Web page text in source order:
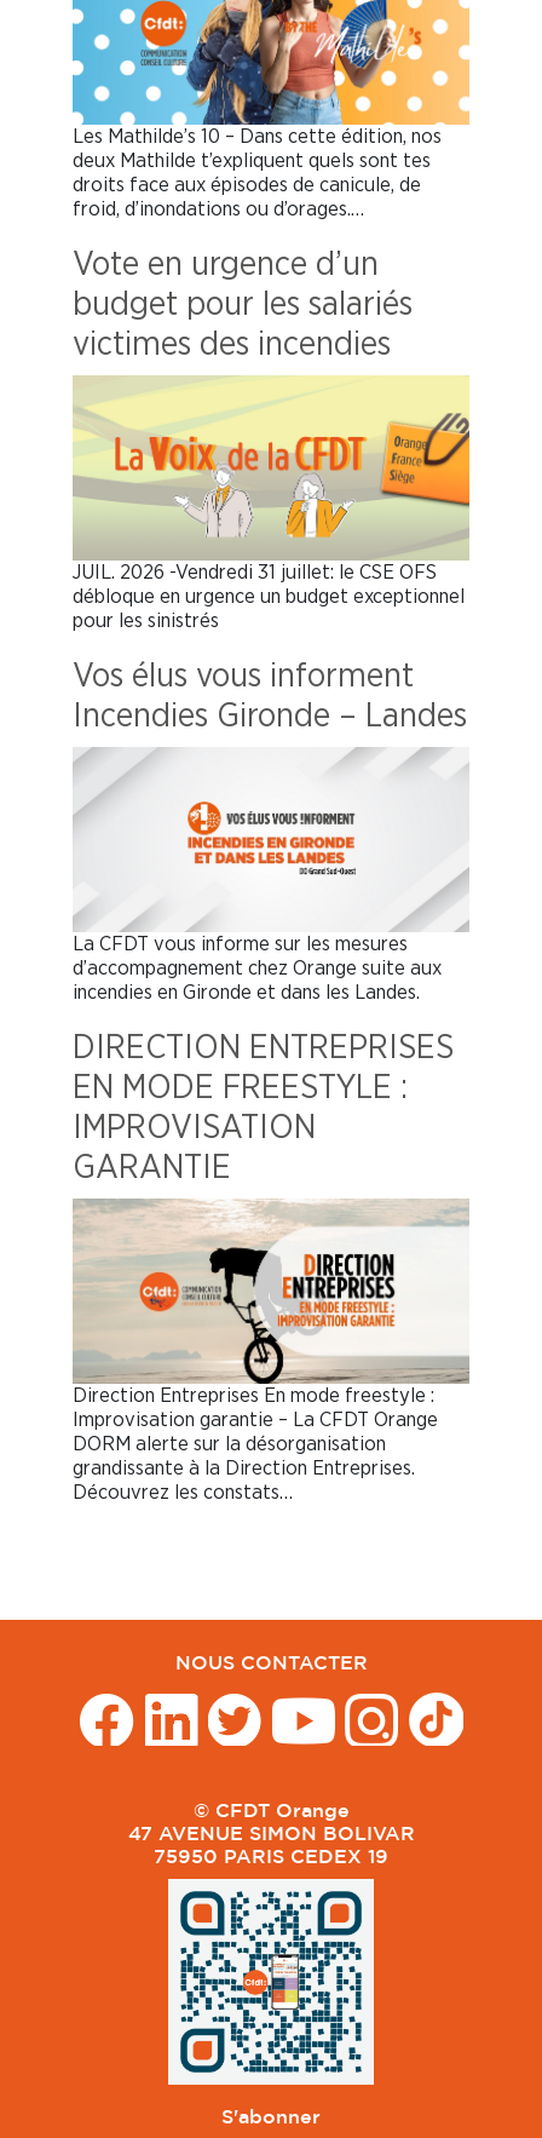
Les Mathilde’s 10 – Dans cette édition, nos
deux Mathilde t’expliquent quels sont tes
droits face aux épisodes de canicule, de
froid, d’inondations ou d’orages.…
Vote en urgence d’un
budget pour les salariés
victimes des incendies
JUIL. 2026 -Vendredi 31 juillet: le CSE OFS
débloque en urgence un budget exceptionnel
pour les sinistrés
Vos élus vous informent
Incendies Gironde – Landes
La CFDT vous informe sur les mesures
d’accompagnement chez Orange suite aux
incendies en Gironde et dans les Landes.
DIRECTION ENTREPRISES
EN MODE FREESTYLE :
IMPROVISATION
GARANTIE
Direction Entreprises En mode freestyle :
Improvisation garantie – La CFDT Orange
DORM alerte sur la désorganisation
grandissante à la Direction Entreprises.
Découvrez les constats…
NOUS CONTACTER
© CFDT Orange
47 AVENUE SIMON BOLIVAR
75950 PARIS CEDEX 19
S'abonner